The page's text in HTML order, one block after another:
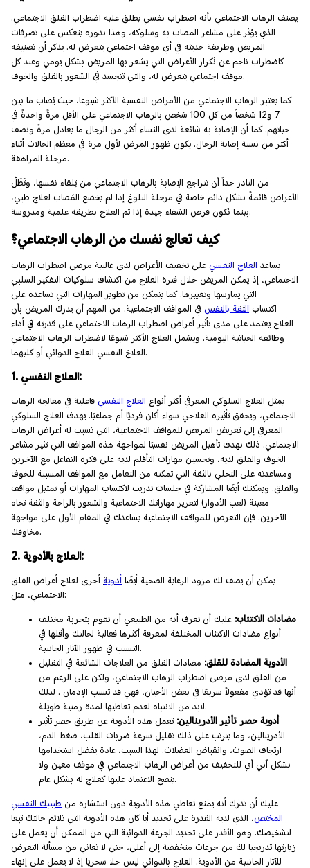
يصنف الرهاب الاجتماعي بأنه اضطراب نفسي يطلق عليه اضطراب القلق الاجتماعي.
الذي يؤثر على مشاعر المصاب به وسلوكه، وهذا بدوره ينعكس على تصرفات
المريض وطريقة حديثه في أي موقف اجتماعي يتعرض له. يذكر أن تصنيفه
كاضطراب ناجم عن تكرار الأعراض التي يشعر بها المريض بشكل يومي وعند كل
موقف اجتماعي يتعرض له، والتي تتجسد في الشعور بالقلق والخوف.
كما يعتبر الرهاب الاجتماعي من الأمراض النفسية الأكثر شيوعا، حيث يُصاب ما بين
7 و12 شخصاً من كل 100 شخص بالرهاب الاجتماعي على الأقل مرةً واحدةً في
حياتهم. كما أن الإصابة به شائعة لدى النساء أكثر من الرجال ما يعادل مرةً ونصف
أكثر من نسبة إصابة الرجال. يكون ظهور المرض لأول مرة في معظم الحالات أثناء
مرحلة المراهقة.
من النادر جداً أن تتراجع الإصابة بالرهاب الاجتماعي من تِلقاء نفسها، وتَظَلّ
الأعراض قائمةً بشكل دائم خاصة في مرحلة البلوغ إذا لم يخضع المُصاب لعلاج طبي،
بينما تكون فرص الشفاء جيدة إذا تم العلاج بطريقة علمية ومدروسة.
كيف تعالج نفسك من الرهاب الاجتماعي؟
يساعد العلاج النفسي على تخفيف الأعراض لدى غالبية مرضى اضطراب الرهاب
الاجتماعي، إذ يمكن المريض خلال فترة العلاج من اكتشاف سلوكيات التفكير السلبي
التي يمارسها وتغييرها. كما يتمكن من تطوير المهارات التي تساعده على
اكتساب
الثقة بالنفس في المواقف الاجتماعية. من المهم أن يدرك المريض بأن
العلاج يعتمد على مدى تأثير أعراض اضطراب الرهاب الاجتماعي على قدرته في أداء
وظائفه الحياتية اليومية. ويشمل العلاج الأكثر شيوعًا لاضطراب الرهاب الاجتماعي
العلاجَ النفسي العلاج الدوائي أو كليهما.
1. العلاج النفسي:
يمثل العلاج السلوكي المعرفي أكثر أنواع العلاج النفسي فاعلية في معالجة الرهاب
الاجتماعي، ويحقق تأثيره العلاجي سواء أكان فرديًا أم جماعيًا. يهدف العلاج السلوكي
المعرفي إلى تعريض المريض للمواقف الاجتماعية، التي تسبب له أعراض الرهاب
الاجتماعي. ذلك بهدف تأهيل المريض نفسيًا لمواجهة هذه المواقف التي تثير مشاعر
الخوف والقلق لديه، وتحسين مهارات التأقلم لديه على فكرة التفاعل مع الآخرين
ومساعدته على التحلي بالثقة التي تمكنه من التعامل مع المواقف المسببة للخوف
والقلق. ويمكنك أيضًا المشاركة في جلسات تدريب لاكتساب المهارات أو تمثيل مواقف
معينة (لعب الأدوار) لتعزيز مهاراتك الاجتماعية والشعور بالراحة والثقة تجاه
الآخرين. فإن التعرض للمواقف الاجتماعية يساعدك في المقام الأول على مواجهة
مخاوفك.
2. العلاج بالأدوية:
يمكن أن يصف لك مزود الرعاية الصحية أيضًا أدوية أخرى لعلاج أعراض القلق
الاجتماعي، مثل:
مضادات الاكتئاب: عليك أن تعرف أنه من الطبيعي أن تقوم بتجربة مختلف
أنواع مضادات الاكتئاب المختلفة لمعرفة أكثرها فعالية لحالتك وأقلها في
التسبب في ظهور الآثار الجانبية.
الأدوية المضادة للقلق: مضادات القلق من العلاجات الشائعة في التقليل
من القلق لدى مرضى اضطراب الرهاب الاجتماعي، ولكن على الرغم من
أنها قد تؤدي مفعولاً سريعًا في بعض الأحيان، فهي قد تسبب الإدمان . لذلك
لابد من الانتباه لعدم تعاطيها لمدة زمنية طويلة.
أدوية حصر تأثير الأدرينالين: تعمل هذه الأدوية عن طريق حصر تأثير
الأدرينالين، وما يترتب على ذلك تقليل سرعة ضربات القلب، ضغط الدم،
ارتجاف الصوت، وانقباض العضلات. لهذا السبب، عادة يفضل استخدامها
بشكل آني أي للتخفيف من أعراض الرهاب الاجتماعي في موقف معين ولا
ينصح الاعتماد عليها كعلاج له بشكل عام.
عليك أن تدرك أنه يمنع تعاطي هذه الأدوية دون استشارة من طبيبك النفسي
المختص، الذي لديه القدرة على تحديد أيا كان هذه الأدوية التي تلائم حالتك تبعا
لتشخيصك. وهو الأقدر على تحديد الجرعة الدوائية التي من الممكن أن يعمل على
زيارتها تدريجيا لك من جرعات منخفضة إلى أعلى، حتى لا تعاني من مسألة التعرض
للآثار الجانبية من الأدوية. العلاج بالدوائي ليس حلا سحريا إذ لا يعمل على إنهاء